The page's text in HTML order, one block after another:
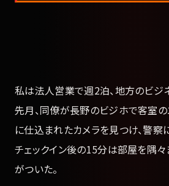
私は法人営業で週2泊、地方のビジ
先月、同僚が長野のビジホで客室
に仕込まれたカメラを見つけ、警察
チェックイン後の15分は部屋を隅々
がついた。